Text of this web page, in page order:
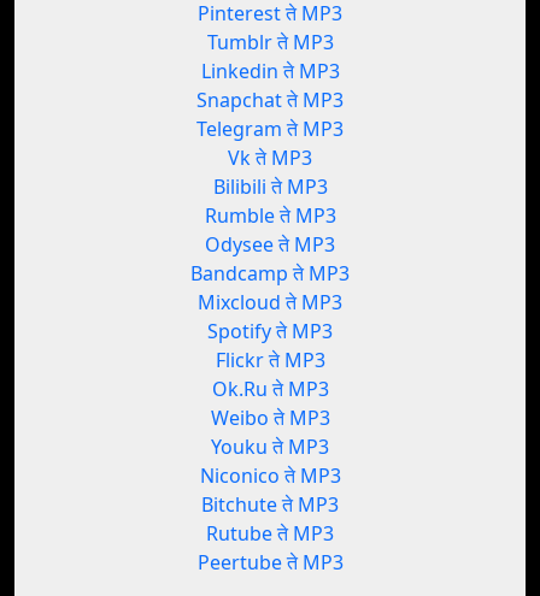
Pinterest ते MP3
Tumblr ते MP3
Linkedin ते MP3
Snapchat ते MP3
Telegram ते MP3
Vk ते MP3
Bilibili ते MP3
Rumble ते MP3
Odysee ते MP3
Bandcamp ते MP3
Mixcloud ते MP3
Spotify ते MP3
Flickr ते MP3
Ok.Ru ते MP3
Weibo ते MP3
Youku ते MP3
Niconico ते MP3
Bitchute ते MP3
Rutube ते MP3
Peertube ते MP3